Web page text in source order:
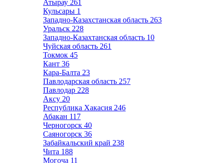
Атырау 261
Кульсары 1
Западно-Казахстанская область 263
Уральск 228
Западно-Казахтанская область 10
Чуйская область 261
Токмок 45
Кант 36
Кара-Балта 23
Павлодарская область 257
Павлодар 228
Аксу 20
Республика Хакасия 246
Абакан 117
Черногорск 40
Саяногорск 36
Забайкальский край 238
Чита 188
Могоча 11